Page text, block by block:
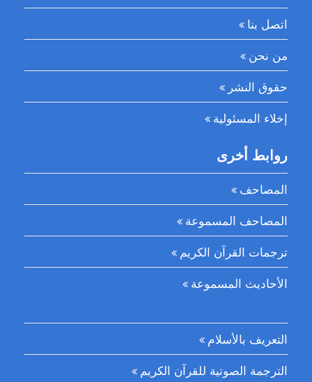
اتصل بنا
من نحن
حقوق النشر
إخلاء المسئولية
روابط أخرى
المصاحف
المصاحف المسموعة
ترجمات القرآن الكريم
الأحاديث المسموعة
التعريف بالأسلام
الترجمة الصوتية للقرآن الكريم